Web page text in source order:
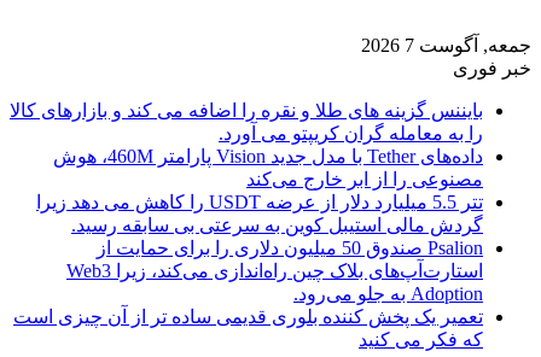
جمعه, آگوست 7 2026
خبر فوری
بایننس گزینه های طلا و نقره را اضافه می کند و بازارهای کالا
را به معامله گران کریپتو می آورد.
داده‌های Tether با مدل جدید Vision پارامتر 460M، هوش
مصنوعی را از ابر خارج می‌کند
تتر 5.5 میلیارد دلار از عرضه USDT را کاهش می دهد زیرا
گردش مالی استیبل کوین به سرعتی بی سابقه رسید.
Psalion صندوق 50 میلیون دلاری را برای حمایت از
استارت‌آپ‌های بلاک چین راه‌اندازی می‌کند، زیرا Web3
Adoption به جلو می‌رود.
تعمیر یک پخش کننده بلوری قدیمی ساده تر از آن چیزی است
که فکر می کنید